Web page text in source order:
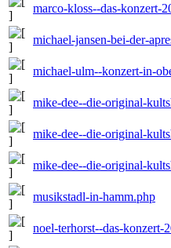
marco-kloss--das-konzert-
michael-jansen-bei-der-
michael-ulm--konzert-in-
mike-dee--die-original-
mike-dee--die-original-
mike-dee--die-original-
musikstadl-in-hamm.php
noel-terhorst--das-konzert-